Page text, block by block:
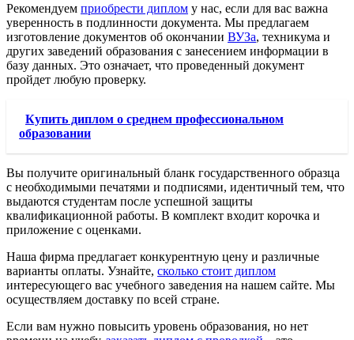
Рекомендуем приобрести диплом у нас, если для вас важна
уверенность в подлинности документа. Мы предлагаем
изготовление документов об окончании ВУЗа, техникума и
других заведений образования с занесением информации в
базу данных. Это означает, что проведенный документ
пройдет любую проверку.
Купить диплом о среднем профессиональном
образовании
Вы получите оригинальный бланк государственного образца
с необходимыми печатями и подписями, идентичный тем, что
выдаются студентам после успешной защиты
квалификационной работы. В комплект входит корочка и
приложение с оценками.
Наша фирма предлагает конкурентную цену и различные
варианты оплаты. Узнайте, сколько стоит диплом
интересующего вас учебного заведения на нашем сайте. Мы
осуществляем доставку по всей стране.
Если вам нужно повысить уровень образования, но нет